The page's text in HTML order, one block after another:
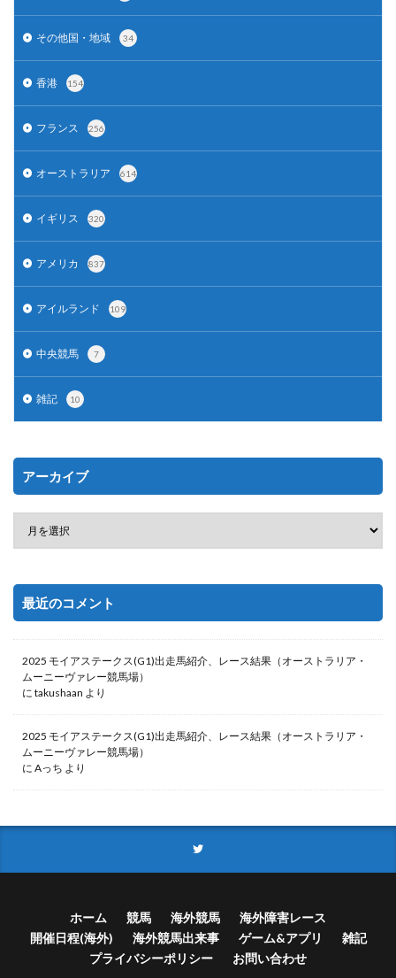
その他国・地域 34
香港 154
フランス 256
オーストラリア 614
イギリス 320
アメリカ 837
アイルランド 109
中央競馬 7
雑記 10
アーカイブ
最近のコメント
2025 モイアステークス(G1)出走馬紹介、レース結果（オーストラリア・
ムーニーヴァレー競馬場）
に takushaan より
2025 モイアステークス(G1)出走馬紹介、レース結果（オーストラリア・
ムーニーヴァレー競馬場）
に Aっち より
ホーム 競馬 海外競馬
海外障害レース
開催日程(海外)
海外競馬出来事 ゲーム&アプリ
雑記
プライバシーポリシー
お問い合わせ